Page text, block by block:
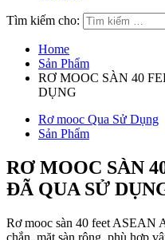
Tìm kiếm cho:
Home
Sản Phẩm
RƠ MOOC SÀN 40
DỤNG
Rơ mooc Qua Sử Dụng
Sản Phẩm
RƠ MOOC SÀN
ĐÃ QUA SỬ
Rơ mooc sàn 40 feet ASEAN
chắn, mặt sàn rộng, phù hợp